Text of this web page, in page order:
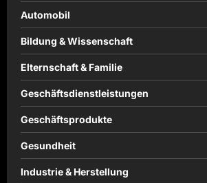
Automobil
Bildung & Wissenschaft
Elternschaft & Familie
Geschäftsdienstleistungen
Geschäftsprodukte
Gesundheit
Industrie & Herstellung